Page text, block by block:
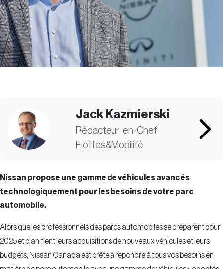
Jack Kazmierski
Rédacteur-en-Chef
Flottes&Mobilité
Nissan propose une gamme de véhicules avancés
technologiquement pour les besoins de votre parc
automobile.
Alors que les professionnels des parcs automobiles se préparent pour
2025 et planifient leurs acquisitions de nouveaux véhicules et leurs
budgets, Nissan Canada est prête à répondre à tous vos besoins en
matière de parc automobile avec une gamme de véhicules « adaptés